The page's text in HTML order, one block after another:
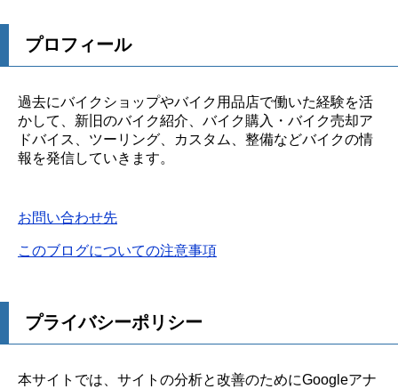
プロフィール
過去にバイクショップやバイク用品店で働いた経験を活
かして、新旧のバイク紹介、バイク購入・バイク売却ア
ドバイス、ツーリング、カスタム、整備などバイクの情
報を発信していきます。
お問い合わせ先
このブログについての注意事項
プライバシーポリシー
本サイトでは、サイトの分析と改善のためにGoogleアナ